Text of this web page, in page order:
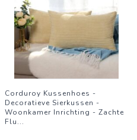
Corduroy Kussenhoes -
Decoratieve Sierkussen -
Woonkamer Inrichting - Zachte
Flu...